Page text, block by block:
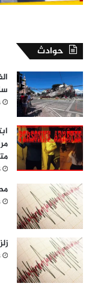
حوادث
6
5
3
3